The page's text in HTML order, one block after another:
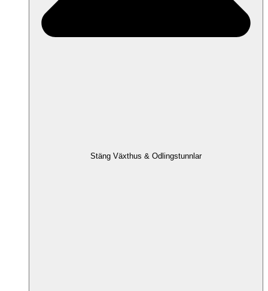
Stäng Växthus & Odlingstunnlar